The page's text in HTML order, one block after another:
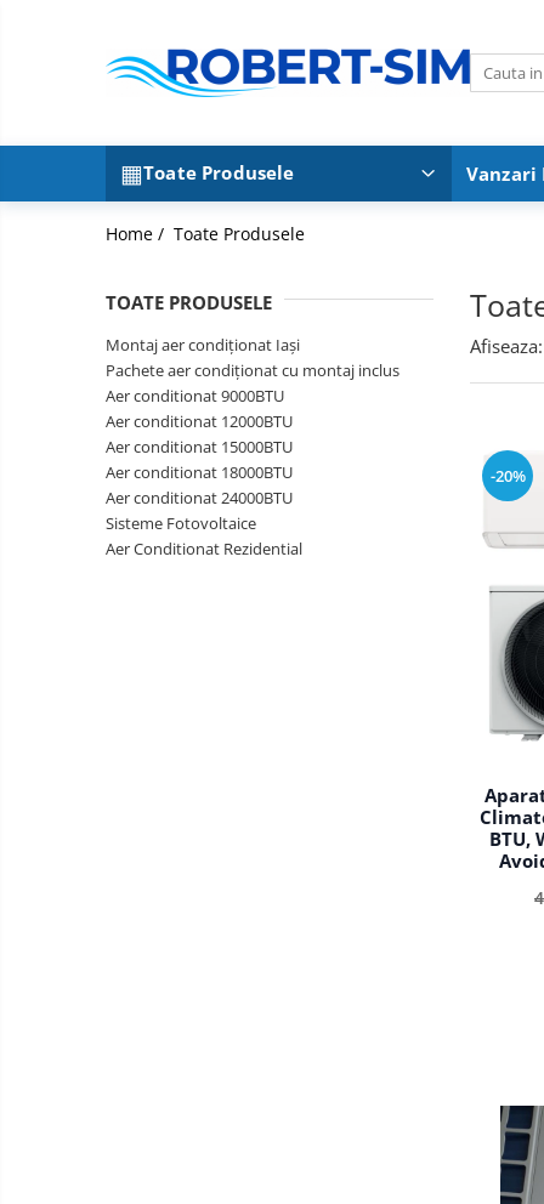
Toate Produsele
Pachete aer condiționat cu montaj
Aer conditionat 18000BTU
Aer conditionat 24000BTU
Sisteme Fotovoltaice
Toate Produsele Vanzari
Home / Toate Produsele
TOATE PRODUSELE
Montaj aer condiționat Iași
Pachete aer condiționat cu montaj inclus
Aer conditionat 9000BTU
Aer conditionat 12000BTU
Aer conditionat 15000BTU
Aer conditionat 18000BTU
Aer conditionat 24000BTU
Sisteme Fotovoltaice
Aer Conditionat Rezidential
Afiseaza:
-20%
BTU,